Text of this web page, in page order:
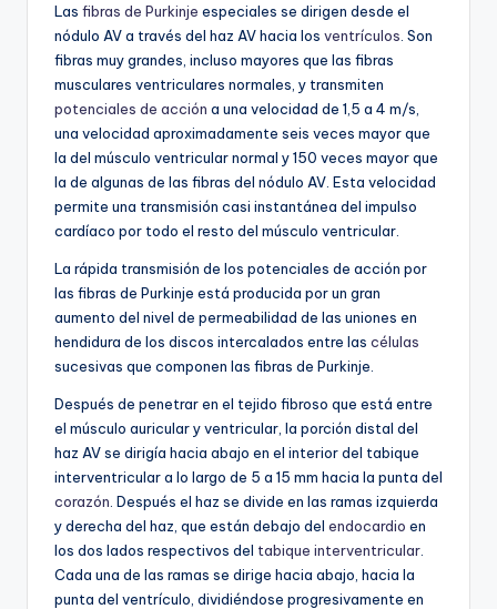
Las fibras de Purkinje especiales se dirigen desde el
nódulo AV a través del haz AV hacia los ventrículos . Son
fibras muy grandes, incluso mayores que las fibras
musculares ventriculares normales, y transmiten
potenciales de acción a una velocidad de 1,5 a 4 m/s,
una velocidad aproximadamente seis veces mayor que
la del músculo ventricular normal y 150 veces mayor que
la de algunas de las fibras del nódulo AV. Esta velocidad
permite una transmisión casi instantánea del impulso
cardíaco por todo el resto del músculo ventricular.
La rápida transmisión de los potenciales de acción por
las fibras de Purkinje está producida por un gran
aumento del nivel de permeabilidad de las uniones en
hendidura de los discos intercalados entre las células
sucesivas que componen las fibras de Purkinje.
Después de penetrar en el tejido fibroso que está entre
el músculo auricular y ventricular, la porción distal del
haz AV se dirigía hacia abajo en el interior del tabique
interventricular a lo largo de 5 a 15 mm hacia la punta del
corazón . Después el haz se divide en las ramas izquierda
y derecha del haz, que están debajo del endocardio en
los dos lados respectivos del tabique interventricular
Cada una de las ramas se dirige hacia abajo, hacia la
punta del ventrículo, dividiéndose progresivamente en